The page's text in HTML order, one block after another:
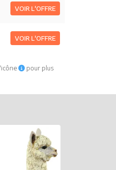
VOIR L'OFFRE
VOIR L'OFFRE
pour plus